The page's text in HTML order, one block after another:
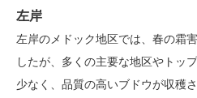
左岸
左岸のメドック地区では、春の霜
したが、多くの主要な地区やトッ
少なく、品質の高いブドウが収穫